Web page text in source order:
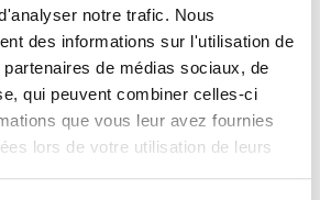
notre trafic. Nous
des informations sur l'utilisation de
de médias sociaux, de
qui peuvent combiner celles-ci
que vous leur avez fournies
lors de votre utilisation de leurs